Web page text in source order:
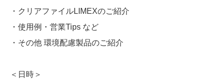
・クリアファイルLIMEXのご紹介
・使用例・営業Tips など
・その他 環境配慮製品のご紹介
＜日時＞